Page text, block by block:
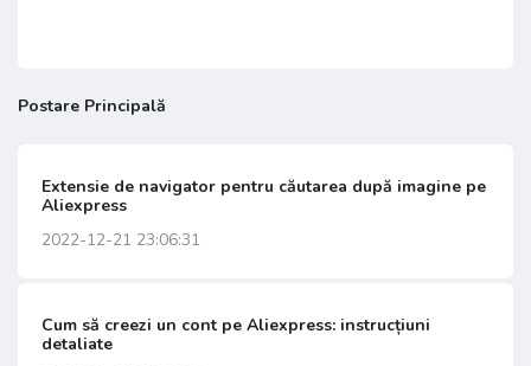
Postare Principală
Extensie de navigator pentru căutarea după imagine pe
Aliexpress
2022-12-21 23:06:31
Cum să creezi un cont pe Aliexpress: instrucțiuni
detaliate